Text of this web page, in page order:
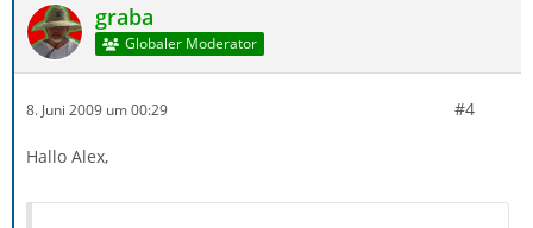
graba
Globaler Moderator
8. Juni 2009 um 00:29 #4
Hallo Alex,